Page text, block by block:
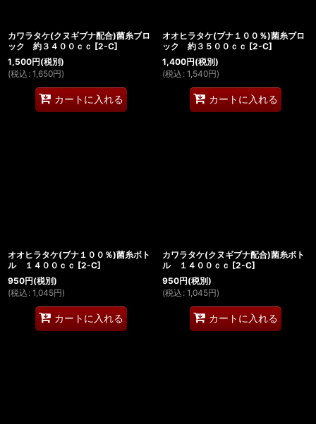
カワラタケ(クヌギブナ配合)菌糸ブロ
ック 約３４００ｃｃ [2-C]
1,500円(税別)
(税込 : 1,650円)
カートに入れる
オオヒラタケ(ブナ１００％)菌糸ブロ
ック 約３５００ｃｃ [2-C]
1,400円(税別)
(税込 : 1,540円)
カートに入れる
オオヒラタケ(ブナ１００％)菌糸ボト
ル １４００ｃｃ [2-C]
950円(税別)
(税込 : 1,045円)
カートに入れる
カワラタケ(クヌギブナ配合)菌糸ボト
ル １４００ｃｃ [2-C]
950円(税別)
(税込 : 1,045円)
カートに入れる